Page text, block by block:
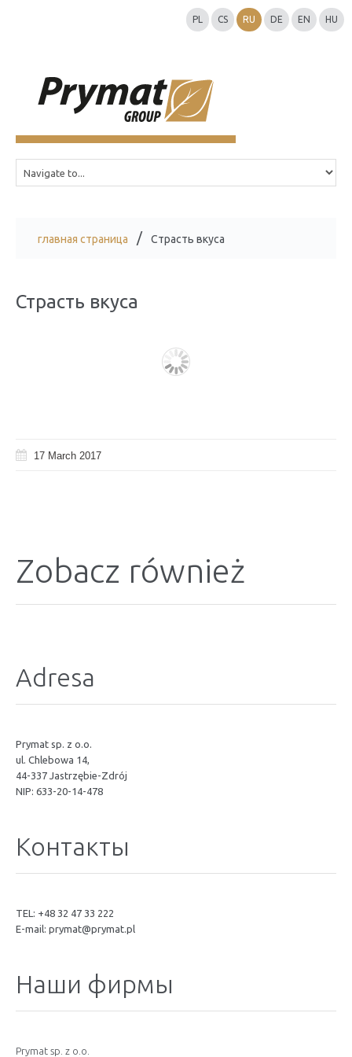
PL CS RU DE EN HU
главная страница Страсть вкуса
Страсть вкуса
17 March 2017
Zobacz również
Adresa
Prymat sp. z o.o.
ul. Chlebowa 14,
44-337 Jastrzębie-Zdrój
NIP: 633-20-14-478
Контакты
TEL: +48 32 47 33 222
E-mail: prymat@prymat.pl
Наши фирмы
Prymat sp. z o.o.